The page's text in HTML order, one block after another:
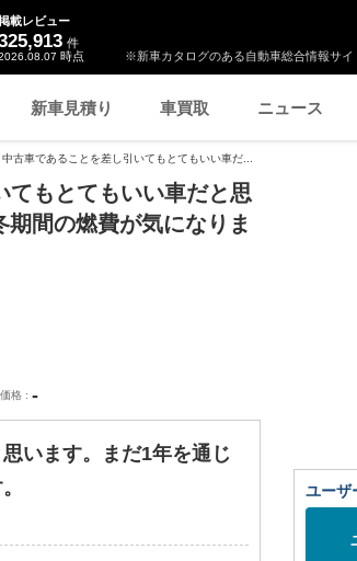
※新車カタログのある自動車総合情報サイ
載レビュー
件
時点
新車見積り 車買取 ニュース
中古車であることを差し引いてもとてもいい車だ...
てもとてもいい車だと思
間の燃費が気になりま
価格 -
います。まだ1年を通じ
ユーザ